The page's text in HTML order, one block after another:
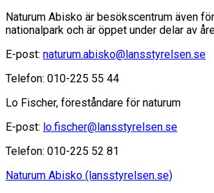
Naturum Abisko är besökscentrum även
nationalpark och är öppet under delar av
E-post: naturum.abisko@lansstyrelsen.se
Telefon: 010-225 55 44
Lo Fischer, föreståndare för naturum
E-post: lo.fischer@lansstyrelsen.se
Telefon: 010-225 52 81
Naturum Abisko (lansstyrelsen.se)